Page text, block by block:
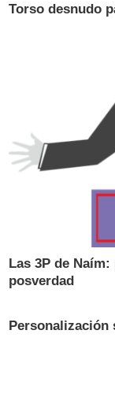
Torso desnudo
Las 3P de
posverdad